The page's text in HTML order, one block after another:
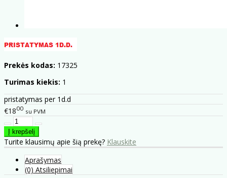
Prekės kodas: 17325
Turimas kiekis: 1
pristatymas per 1d.d
€1800 su PVM
Turite klausimų apie šią prekę? Klauskite
Aprašymas
(0) Atsiliepimai